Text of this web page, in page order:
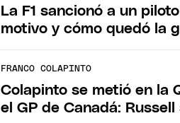
La F1 sancionó a un
motivo y cómo quedó la
FRANCO COLAPINTO
Colapinto se metió en la
el GP de Canadá: